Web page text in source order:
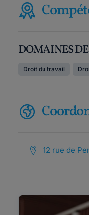
DOMAINES
Droit du travail
12 rue de